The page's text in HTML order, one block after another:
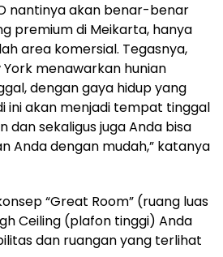
nantinya akan benar-benar
premium di Meikarta, hanya
area komersial. Tegasnya,
York menawarkan hunian
dengan gaya hidup yang
ini akan menjadi tempat tinggal
dan sekaligus juga Anda bisa
Anda dengan mudah,” katanya
“Great Room” (ruang luas
Ceiling (plafon tinggi) Anda
dan ruangan yang terlihat